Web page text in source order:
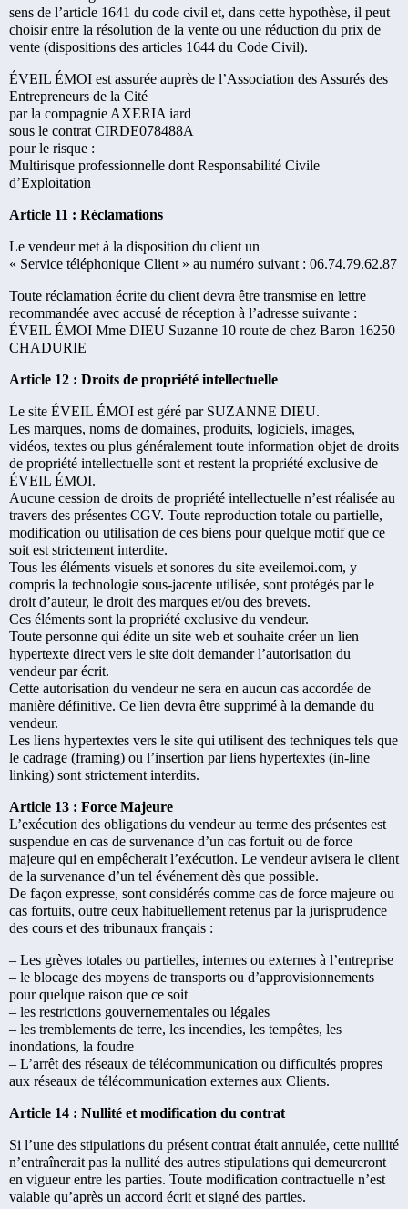
sens de l’article 1641 du code civil et, dans cette hypothèse, il peut
choisir entre la résolution de la vente ou une réduction du prix de
vente (dispositions des articles 1644 du Code Civil).
ÉVEIL ÉMOI est assurée auprès de l’Association des Assurés des
Entrepreneurs de la Cité
par la compagnie AXERIA iard
sous le contrat CIRDE078488A
pour le risque :
Multirisque professionnelle dont Responsabilité Civile
d’Exploitation
Article 11 : Réclamations
Le vendeur met à la disposition du client un
« Service téléphonique Client » au numéro suivant : 06.74.79.62.87
Toute réclamation écrite du client devra être transmise en lettre
recommandée avec accusé de réception à l’adresse suivante :
ÉVEIL ÉMOI Mme DIEU Suzanne 10 route de chez Baron 16250
CHADURIE
Article 12 : Droits de propriété intellectuelle
Le site ÉVEIL ÉMOI est géré par SUZANNE DIEU.
Les marques, noms de domaines, produits, logiciels, images,
vidéos, textes ou plus généralement toute information objet de droits
de propriété intellectuelle sont et restent la propriété exclusive de
ÉVEIL ÉMOI.
Aucune cession de droits de propriété intellectuelle n’est réalisée au
travers des présentes CGV. Toute reproduction totale ou partielle,
modification ou utilisation de ces biens pour quelque motif que ce
soit est strictement interdite.
Tous les éléments visuels et sonores du site eveilemoi.com, y
compris la technologie sous-jacente utilisée, sont protégés par le
droit d’auteur, le droit des marques et/ou des brevets.
Ces éléments sont la propriété exclusive du vendeur.
Toute personne qui édite un site web et souhaite créer un lien
hypertexte direct vers le site doit demander l’autorisation du
vendeur par écrit.
Cette autorisation du vendeur ne sera en aucun cas accordée de
manière définitive. Ce lien devra être supprimé à la demande du
vendeur.
Les liens hypertextes vers le site qui utilisent des techniques tels que
le cadrage (framing) ou l’insertion par liens hypertextes (in-line
linking) sont strictement interdits.
Article 13 : Force Majeure
L’exécution des obligations du vendeur au terme des présentes est
suspendue en cas de survenance d’un cas fortuit ou de force
majeure qui en empêcherait l’exécution. Le vendeur avisera le client
de la survenance d’un tel événement dès que possible.
De façon expresse, sont considérés comme cas de force majeure ou
cas fortuits, outre ceux habituellement retenus par la jurisprudence
des cours et des tribunaux français :
– Les grèves totales ou partielles, internes ou externes à l’entreprise
– le blocage des moyens de transports ou d’approvisionnements
pour quelque raison que ce soit
– les restrictions gouvernementales ou légales
– les tremblements de terre, les incendies, les tempêtes, les
inondations, la foudre
– L’arrêt des réseaux de télécommunication ou difficultés propres
aux réseaux de télécommunication externes aux Clients.
Article 14 : Nullité et modification du contrat
Si l’une des stipulations du présent contrat était annulée, cette nullité
n’entraînerait pas la nullité des autres stipulations qui demeureront
en vigueur entre les parties. Toute modification contractuelle n’est
valable qu’après un accord écrit et signé des parties.